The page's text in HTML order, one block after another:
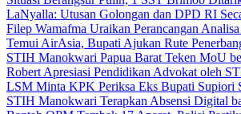
LaNyalla: Utusan Golongan dan DPD RI
Filep Wamafma Uraikan Perancangan
Temui AirAsia, Bupati Ajukan Rute
STIH Manokwari Papua Barat Teken MoU
Robert Apresiasi Pendidikan Advokat oleh
LSM Minta KPK Periksa Eks Bupati Supiori
STIH Manokwari Terapkan Absensi Digital